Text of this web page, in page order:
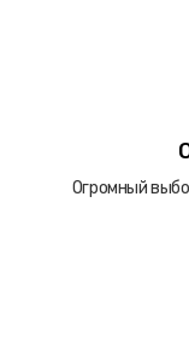
Огромный